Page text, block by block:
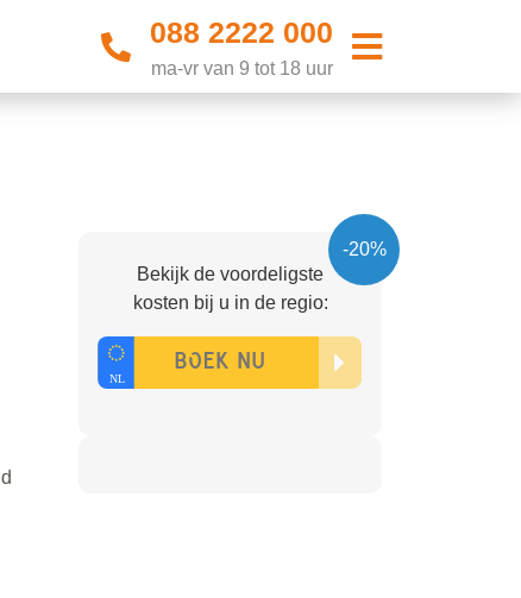
088 2222 000
ma-vr van 9 tot 18 uur
-20%
Bekijk de voordeligste
kosten bij u in de regio: